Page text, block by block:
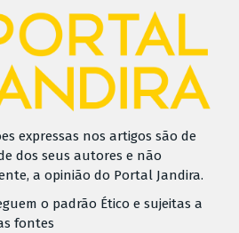
expressas nos artigos são de
dos seus autores e não
a opinião do Portal Jandira.
o padrão Ético e sujeitas a
fontes